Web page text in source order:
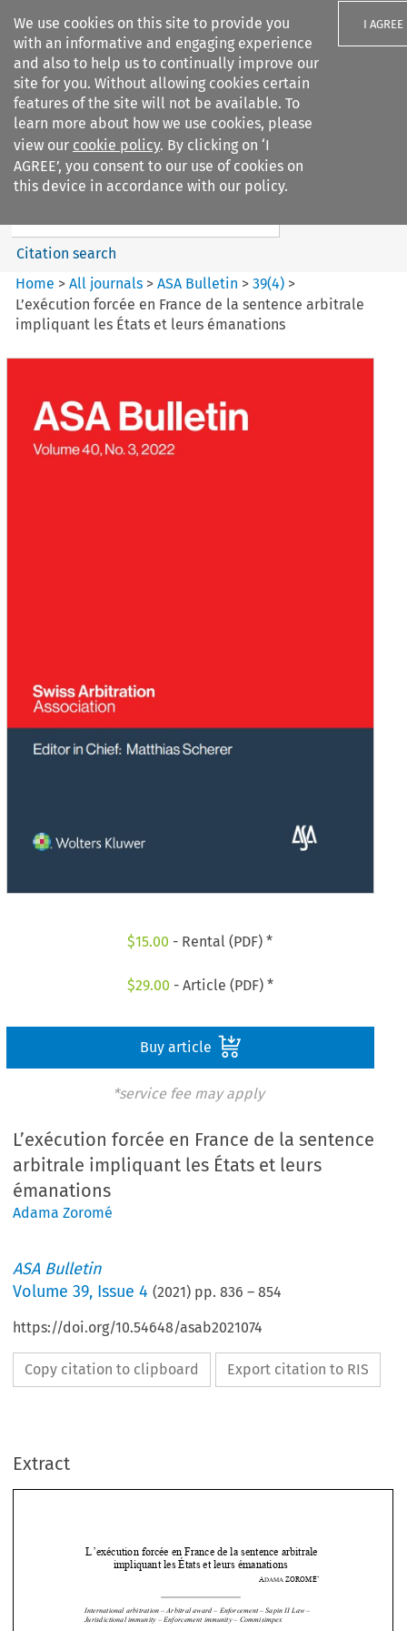
We use cookies on this site to provide you
with an informative and engaging experience
and also to help us to continually improve our
site for you. Without allowing cookies certain
features of the site will not be available. To
learn more about how we use cookies, please
view our cookie policy. By clicking on ‘I
AGREE’, you consent to our use of cookies on
this device in accordance with our policy.
I AGREE
Search filters
ASA Bulletin
Search content
Citation search
Home >All journals >ASA Bulletin >39(4) >
L’exécution forcée en France de la sentence arbitrale
impliquant les États et leurs émanations
$15.00 - Rental (PDF) *
$29.00 - Article (PDF) *
Buy article
*service fee may apply
L’exécution forcée en France de la sentence
arbitrale impliquant les États et leurs
émanations
Adama Zoromé
ASA Bulletin
Volume39, Issue 4 (2021) pp.836 –854
https://doi.org/10.54648/asab2021074
Copy citation to clipboard Export citation to RIS
Extract



  




L’exécution forcée en France de la sentence arbitrale
International arbitration – Arbitral award – Enforcement – Sapin II Law –
rcement immunity – Commisimpex
La  finalité  de  toute  décision  de  justice,  quel  qu’en  soit  l’objet,  est
l’exécution. Cette exécution est, si l’on peut le dire ainsi, indissociable de la